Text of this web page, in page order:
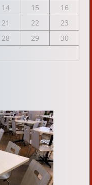
14 15
16
21 22
23
28 29
30